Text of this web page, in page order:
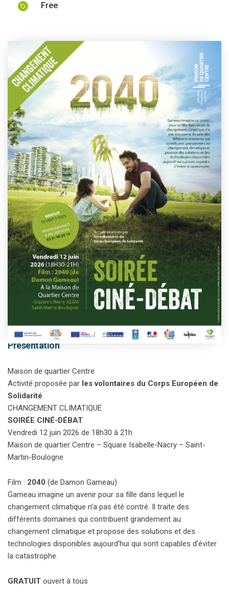
Free
Présentation
Maison de quartier Centre
Activité proposée par les volontaires du Corps Européen de
Solidarité
CHANGEMENT CLIMATIQUE
SOIRÉE CINÉ-DÉBAT
Vendredi 12 juin 2026 de 18h30 à 21h
Maison de quartier Centre – Square Isabelle-Nacry – Saint-
Martin-Boulogne
Film : 2040 (de Damon Gameau)
Gameau imagine un avenir pour sa fille dans lequel le
changement climatique n’a pas été contré. Il traite des
différents domaines qui contribuent grandement au
changement climatique et propose des solutions et des
technologies disponibles aujourd’hui qui sont capables d’éviter
la catastrophe.
GRATUIT ouvert à tous